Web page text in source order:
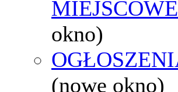
okno)
(nowe okno)